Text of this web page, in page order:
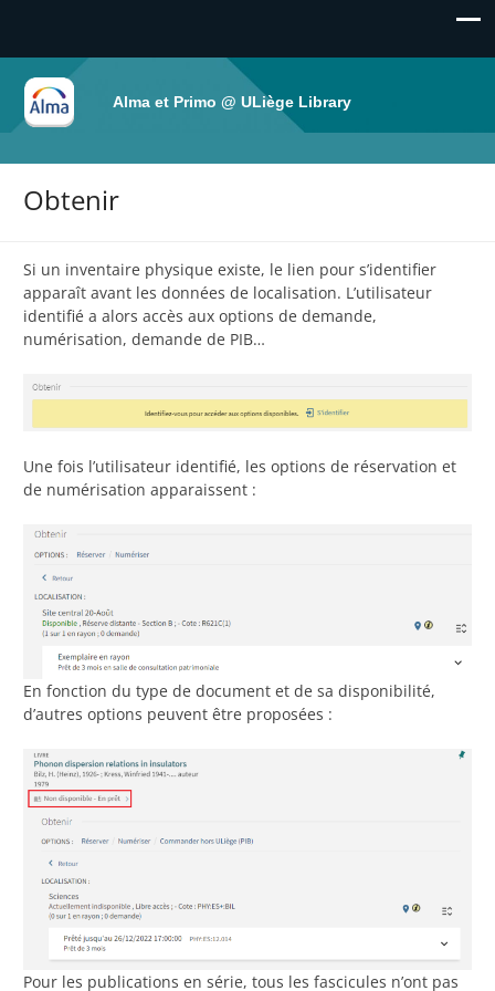
Alma et Primo @ ULiège Library
Obtenir
Si un inventaire physique existe, le lien pour s’identifier
apparaît avant les données de localisation. L’utilisateur
identifié a alors accès aux options de demande,
numérisation, demande de PIB…
Une fois l’utilisateur identifié, les options de réservation et
de numérisation apparaissent :
En fonction du type de document et de sa disponibilité,
d’autres options peuvent être proposées :
Pour les publications en série, tous les fascicules n’ont pas